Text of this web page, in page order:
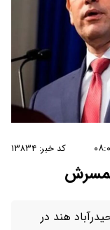
کد خبر: ۱۳۸۳۴
همسرش
هند در